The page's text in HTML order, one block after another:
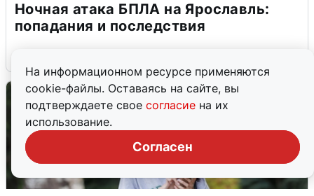
На информационном ресурсе применяются
cookie-файлы. Оставаясь на сайте, вы
подтверждаете свое согласие на их
использование.
Согласен
Ночная атака БПЛА на Ярославль:
попадания и последствия